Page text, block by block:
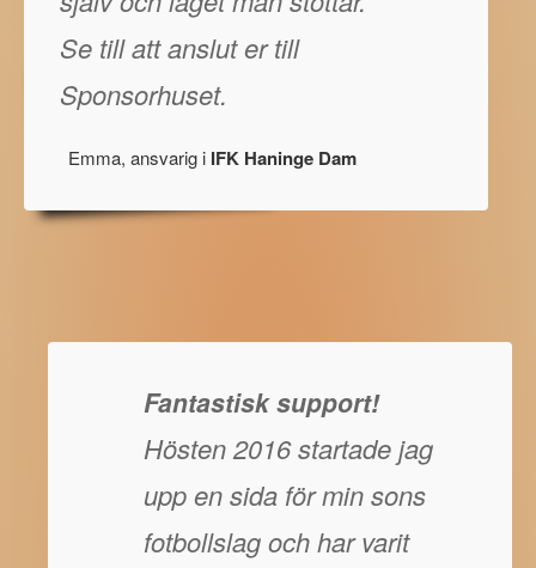
Se till att anslut er till
Sponsorhuset.
Emma, ansvarig i IFK Haninge Dam
Fantastisk support!
Hösten 2016 startade jag
upp en sida för min sons
fotbollslag och har varit